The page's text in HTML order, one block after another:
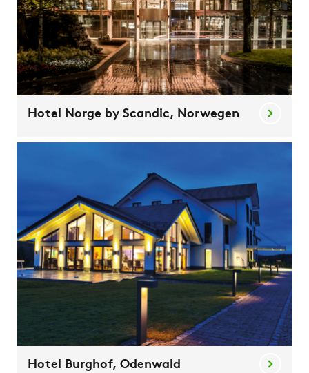
Hotel Norge by Scandic, Norwegen
Hotel Burghof, Odenwald